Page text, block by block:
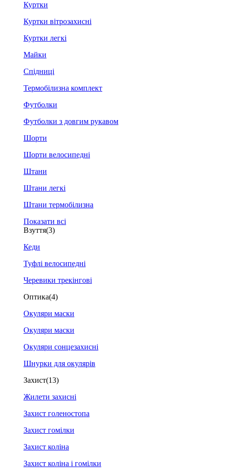
Куртки
Куртки вітрозахисні
Куртки легкі
Майки
Спідниці
Термобілизна комплект
Футболки
Футболки з довгим рукавом
Шорти
Шорти велосипедні
Штани
Штани легкі
Штани термобілизна
Показати всі
Взуття(3)
Кеди
Туфлі велосипедні
Черевики трекінгові
Оптика(4)
Окуляри маски
Окуляри маски
Окуляри сонцезахисні
Шнурки для окулярів
Захист(13)
Жилети захисні
Захист голеностопа
Захист гомілки
Захист коліна
Захист коліна і гомілки